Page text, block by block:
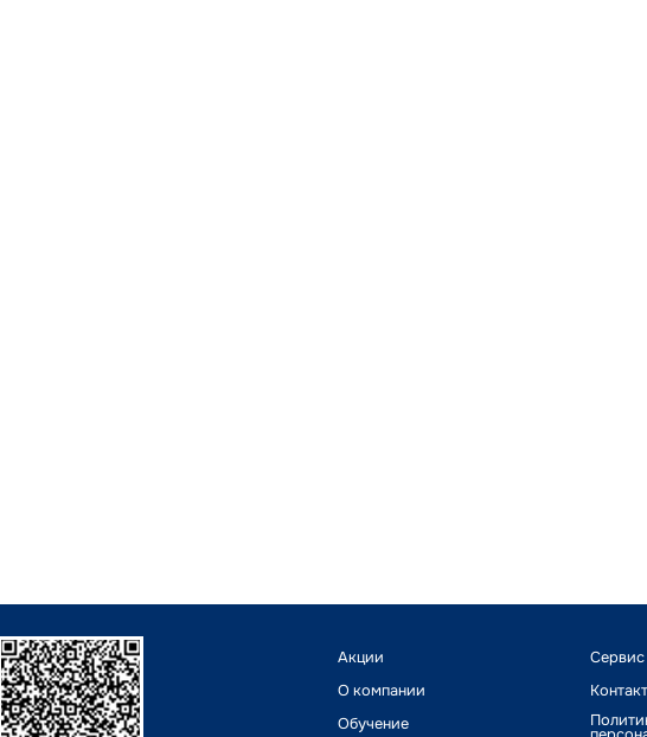
Акции
О компании
Обучение
Сервис